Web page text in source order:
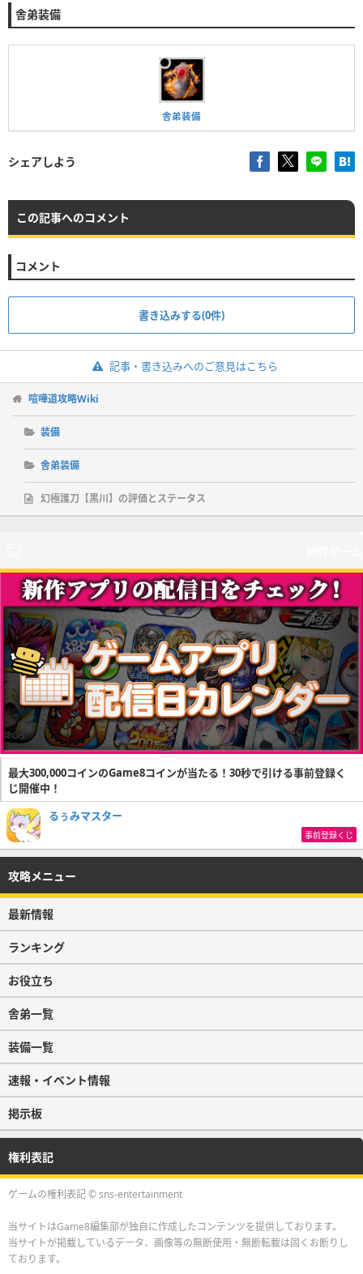
舎弟装備
舎弟装備
シェアしよう
この記事へのコメント
コメント
書き込みする(0件)
記事・書き込みへのご意見はこちら
喧嘩道攻略Wiki
装備
舎弟装備
幻極護刀【黒川】の評価とステータス
最大300,000コインのGame8コインが当たる！30秒で引ける事前登録く
じ開催中！
るぅみマスター
事前登録くじ
攻略メニュー
最新情報
ランキング
お役立ち
舎弟一覧
装備一覧
速報・イベント情報
掲示板
権利表記
ゲームの権利表記 © sns-entertainment
当サイトはGame8編集部が独自に作成したコンテンツを提供しております。
当サイトが掲載しているデータ、画像等の無断使用・無断転載は固くお断りし
ております。